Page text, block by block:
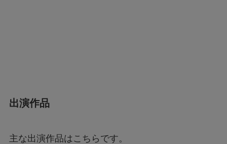
出演作品
主な出演作品はこちらです。